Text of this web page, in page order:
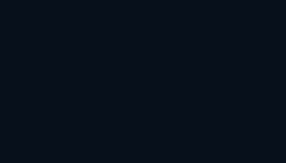
la seguridad de la cuenta.